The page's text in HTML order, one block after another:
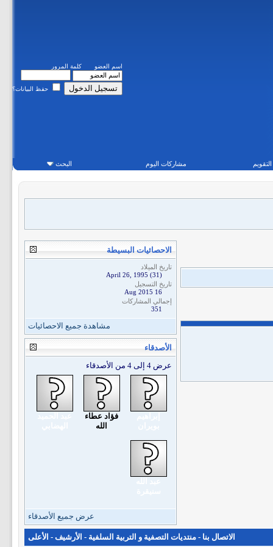
اسم العضو كلمة المرور
حفظ البيانات؟
التقويم مشاركات اليوم البحث
الاحصائيات البسيطة
تاريخ الميلاد
April 26, 1995 (31)
تاريخ التسجيل
16 Aug 2015
إجمالي المشاركات
351
مشاهدة جميع الاحصائيات
الأصدقاء
عرض 4 إلى 4 من الأصدقاء
فؤاد عطاء
الله
عرض جميع الأصدقاء
الاتصال بنا - منتديات التصفية و التربية السلفية - الأرشيف - الأعلى